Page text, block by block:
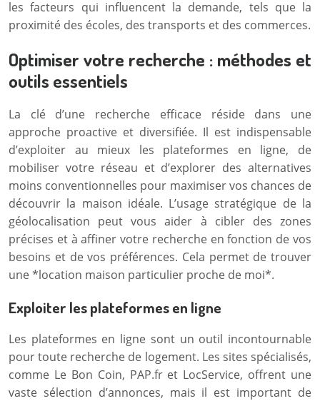
les facteurs qui influencent la demande, tels que la
proximité des écoles, des transports et des commerces.
Optimiser votre recherche : méthodes et
outils essentiels
La clé d’une recherche efficace réside dans une
approche proactive et diversifiée. Il est indispensable
d’exploiter au mieux les plateformes en ligne, de
mobiliser votre réseau et d’explorer des alternatives
moins conventionnelles pour maximiser vos chances de
découvrir la maison idéale. L’usage stratégique de la
géolocalisation peut vous aider à cibler des zones
précises et à affiner votre recherche en fonction de vos
besoins et de vos préférences. Cela permet de trouver
une *location maison particulier proche de moi*.
Exploiter les plateformes en ligne
Les plateformes en ligne sont un outil incontournable
pour toute recherche de logement. Les sites spécialisés,
comme Le Bon Coin, PAP.fr et LocService, offrent une
vaste sélection d’annonces, mais il est important de